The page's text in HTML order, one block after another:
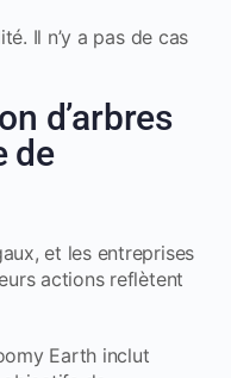
Il n’y a pas de cas
d’arbres
de
et les entreprises
actions reflètent
Earth inclut